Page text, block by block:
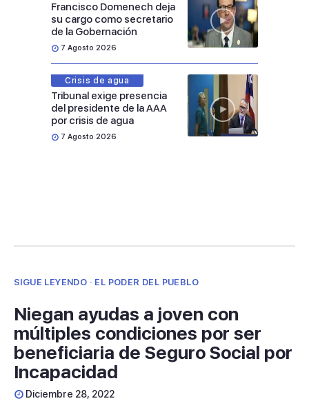
Francisco Domenech deja
su cargo como secretario
de la Gobernación
7 Agosto 2026
Crisis de agua
Tribunal exige presencia
del presidente de la AAA
por crisis de agua
7 Agosto 2026
SIGUE LEYENDO · EL PODER DEL PUEBLO
Niegan ayudas a joven con
múltiples condiciones por ser
beneficiaria de Seguro Social por
Incapacidad
Diciembre 28, 2022